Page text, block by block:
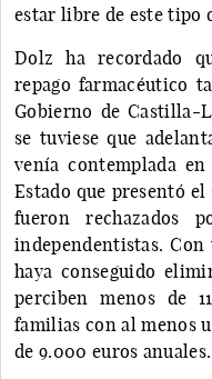
estar libre de este tipo
Dolz ha recordado
repago farmacéutico
Gobierno de Castilla-
se tuviese que
venía contemplada en
Estado que presentó
fueron rechazados
independentistas. Con
haya conseguido
perciben menos de
familias con al menos
de 9.000 euros anuales.